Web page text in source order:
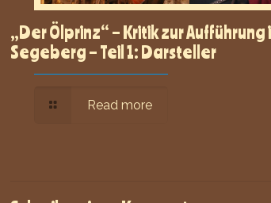
„Der Ölprinz“ – Kritik zur Aufführung
Segeberg – Teil 1: Darsteller
Read more